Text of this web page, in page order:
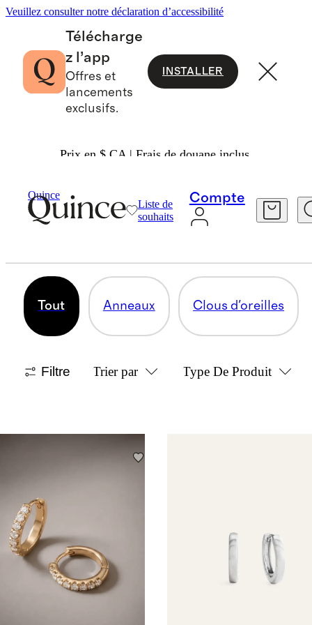
Veuillez consulter notre déclaration d’accessibilité
Télécharge
z l’app
Offres et
lancements
exclusifs.
INSTALLER
Prix en $ CA | Frais de douane inclus.
Quince
Liste de
souhaits
Compte
Femmes Boucles D'oreilles
BOUCLES D'OREILLES
Tout Anneaux Clous d'oreilles
Filtre Trier par Type De Produit